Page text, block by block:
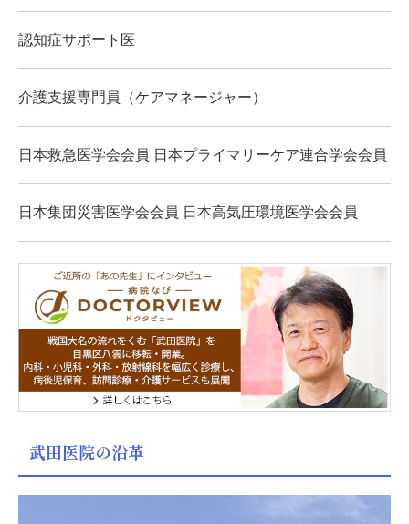
認知症サポート医
介護支援専門員（ケアマネージャー）
日本救急医学会会員 日本プライマリーケア連合学会会員
日本集団災害医学会会員 日本高気圧環境医学会会員
武田医院の沿革